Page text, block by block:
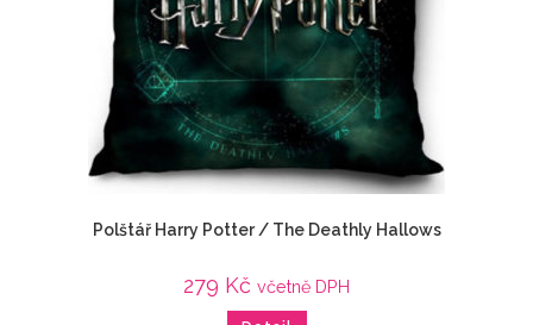
Polštář Harry Potter / The Deathly Hallows
279 Kč včetně DPH